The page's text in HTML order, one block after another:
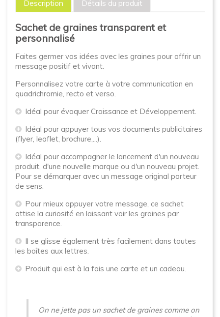
Description Détails du produit
Sachet de graines transparent et
personnalisé
Faites germer vos idées avec les graines pour offrir un
message positif et vivant.
Personnalisez votre carte à votre communication en
quadrichromie, recto et verso.
Idéal pour évoquer Croissance et Développement.
Idéal pour appuyer tous vos documents publicitaires
(flyer, leaflet, brochure,...).
Idéal pour accompagner le lancement d'un nouveau
produit, d'une nouvelle marque ou d'un nouveau projet.
Pour se démarquer avec un message original porteur
de sens.
Pour mieux appuyer votre message, ce sachet
attise la curiosité en laissant voir les graines par
transparence.
Il se glisse également très facilement dans toutes
les boîtes aux lettres.
Produit qui est à la fois une carte et un cadeau.
On ne jette pas un sachet de graines comme on